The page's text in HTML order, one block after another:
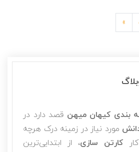
»
بندی کیهان میهن قصد دارد در
مورد نیاز در زمینه درک هرچه
کارتن سازی، از ابتدایی‌ترین